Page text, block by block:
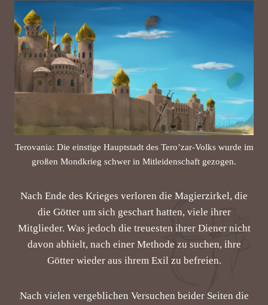
Terovania: Die einstige Hauptstadt des Tero’zar-Volks wurde im
großen Mondkrieg schwer in Mitleidenschaft gezogen.
Nach Ende des Krieges verloren die Magierzirkel, die
die Götter um sich geschart hatten, viele ihrer
Mitglieder. Was jedoch die treuesten ihrer Diener nicht
davon abhielt, nach einer Methode zu suchen, ihre
Götter wieder aus ihrem Exil zu befreien.
Nach vielen vergeblichen Versuchen beider Seiten die